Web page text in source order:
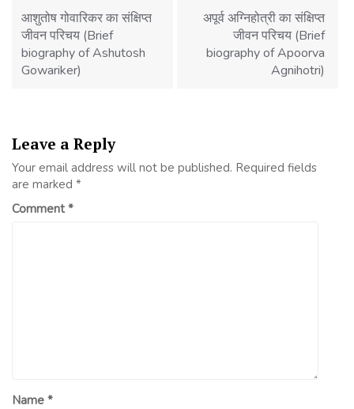
आशुतोष गोवारिकर का संक्षिप्त
जीवन परिचय (Brief
biography of Ashutosh
Gowariker)
अपूर्व अग्निहोत्री का संक्षिप्त
जीवन परिचय (Brief
biography of Apoorva
Agnihotri)
Leave a Reply
Your email address will not be published. Required fields
are marked *
Comment*
Name *